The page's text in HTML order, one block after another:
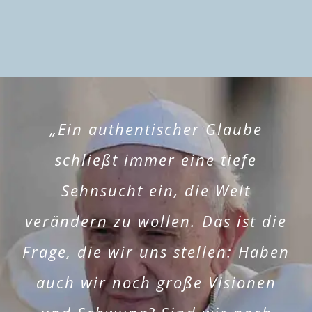
„Ein authentischer Glaube
schließt immer eine tiefe
Sehnsucht ein, die Welt
verändern zu wollen. Das ist die
Frage, die wir uns stellen: Haben
auch wir noch große Visionen